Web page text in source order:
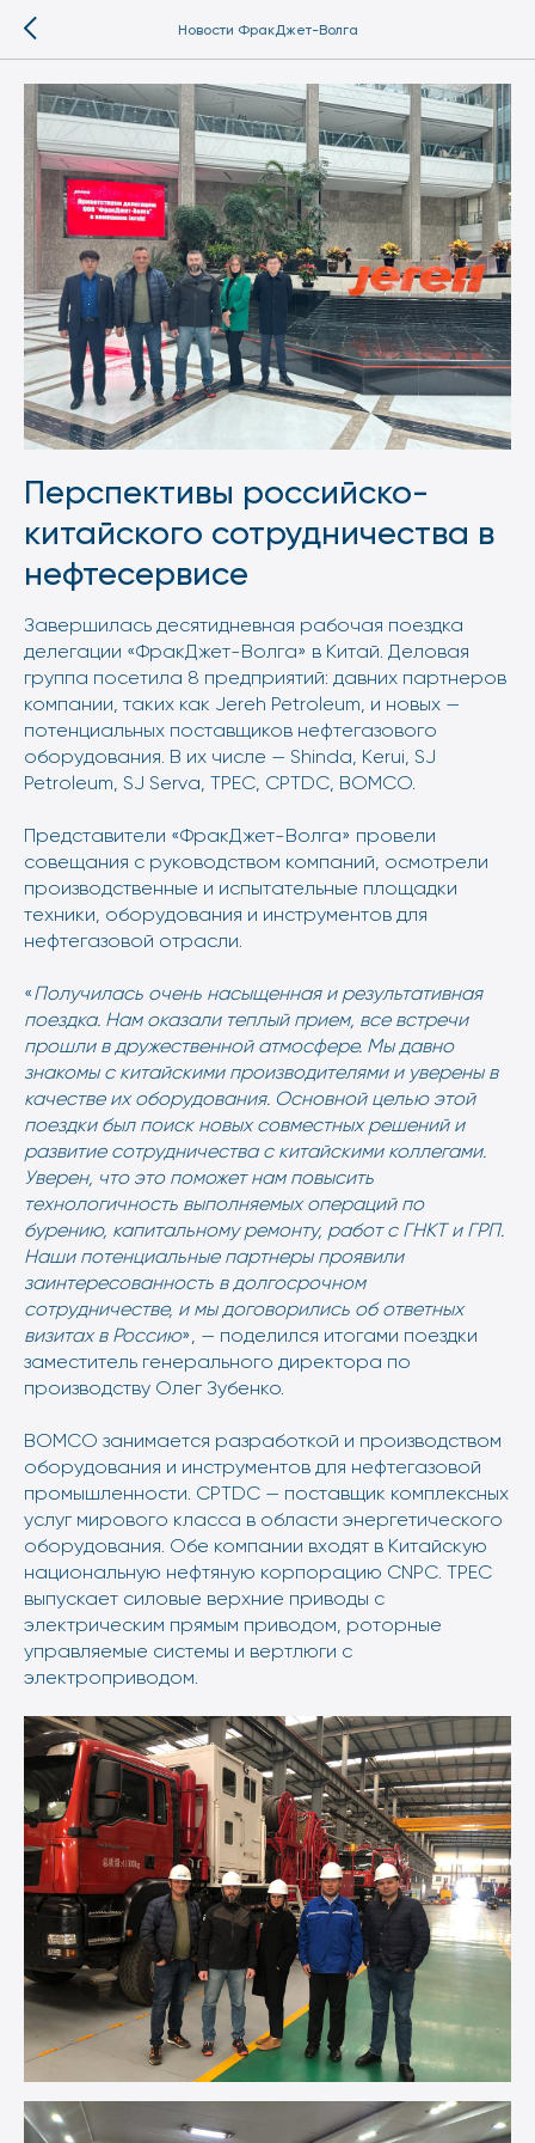
Новости ФракДжет-Волга
Перспективы российско-
китайского сотрудничества в
нефтесервисе
Завершилась десятидневная рабочая поездка
делегации «ФракДжет-Волга» в Китай. Деловая
группа посетила 8 предприятий: давних партнеров
компании, таких как Jereh Petroleum, и новых —
потенциальных поставщиков нефтегазового
оборудования. В их числе — Shinda, Кerui, SJ
Petroleum, SJ Serva, TPEC, CPTDC, BOMCO.
Представители «ФракДжет-Волга» провели
совещания с руководством компаний, осмотрели
производственные и испытательные площадки
техники, оборудования и инструментов для
нефтегазовой отрасли.
«Получилась очень насыщенная и результативная
поездка. Нам оказали теплый прием, все встречи
прошли в дружественной атмосфере. Мы давно
знакомы с китайскими производителями и уверены в
качестве их оборудования. Основной целью этой
поездки был поиск новых совместных решений и
развитие сотрудничества с китайскими коллегами.
Уверен, что это поможет нам повысить
технологичность выполняемых операций по
бурению, капитальному ремонту, работ с ГНКТ и ГРП.
Наши потенциальные партнеры проявили
заинтересованность в долгосрочном
сотрудничестве, и мы договорились об ответных
визитах в Россию», — поделился итогами поездки
заместитель генерального директора по
производству Олег Зубенко.
BOMCO занимается разработкой и производством
оборудования и инструментов для нефтегазовой
промышленности. CPTDC — поставщик комплексных
услуг мирового класса в области энергетического
оборудования. Обе компании входят в Китайскую
национальную нефтяную корпорацию CNPC. TPEC
выпускает силовые верхние приводы с
электрическим прямым приводом, роторные
управляемые системы и вертлюги с
электроприводом.